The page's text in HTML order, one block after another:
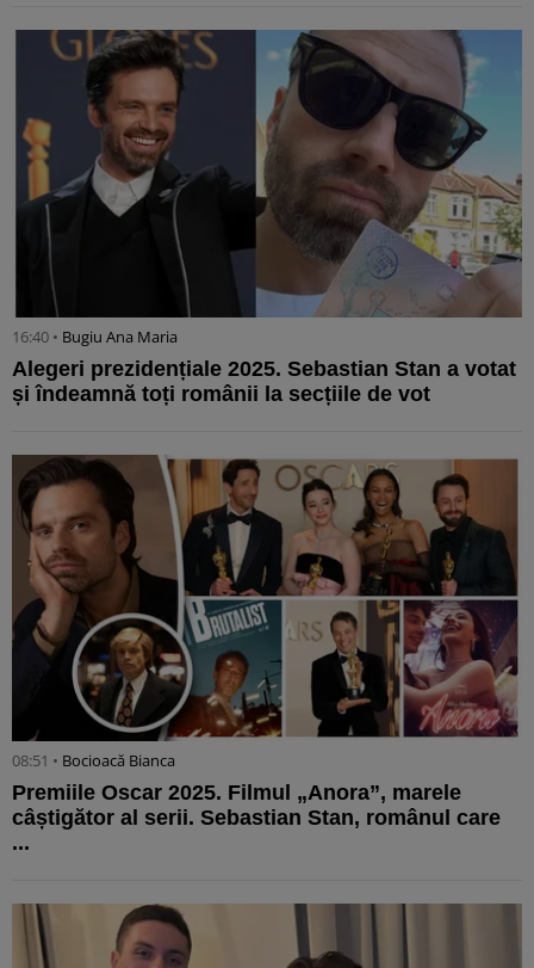
16:40 • Bugiu ⁠Ana Maria
Alegeri prezidențiale 2025. Sebastian Stan a votat
și îndeamnă toți românii la secțiile de vot
08:51 • Bocioacă Bianca
Premiile Oscar 2025. Filmul „Anora”, marele
câștigător al serii. Sebastian Stan, românul care
...